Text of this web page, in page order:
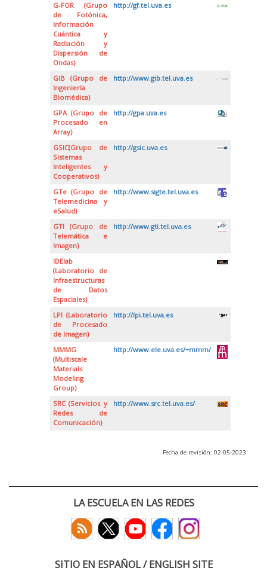
G-FOR (Grupo
de Fotónica,
Información
Cuántica y
Radiación y
Dispersión de
Ondas)
http://gf.tel.uva.es
GIB (Grupo de
Ingeniería
Biomédica)
http://www.gib.tel.uva.es
GPA (Grupo de
Procesado en
Array)
http://gpa.uva.es
GSIC(Grupo de
Sistemas
Inteligentes y
Cooperativos)
http://gsic.uva.es
GTe (Grupo de
Telemedicina y
eSalud)
http://www.sigte.tel.uva.es
GTI (Grupo de
Telemática e
Imagen)
http://www.gti.tel.uva.es
IDElab
(Laboratorio de
Infraestructuras
de Datos
Espaciales)
LPI (Laboratorio
de Procesado
de Imagen)
http://lpi.tel.uva.es
MMMG
(Multiscale
Materials
Modeling
Group)
http://www.ele.uva.es/~mmm/
SRC (Servicios y
Redes de
Comunicación)
http://www.src.tel.uva.es/
Fecha de revisión: 02-05-2023
LA ESCUELA EN LAS REDES
SITIO EN ESPAÑOL / ENGLISH SITE